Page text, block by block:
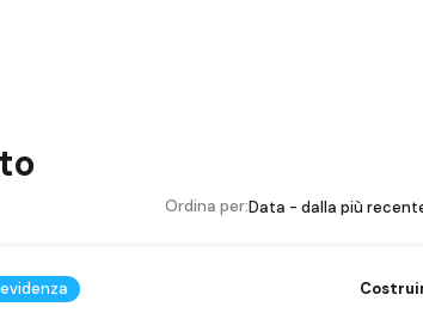
Ordina per:Data - dalla più